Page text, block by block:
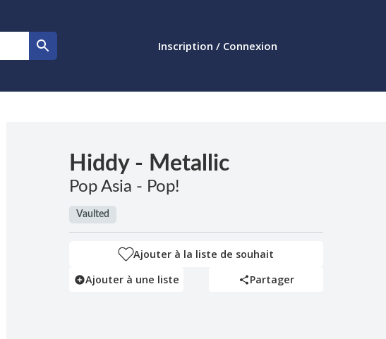
Inscription / Connexion
Hiddy - Metallic
Pop Asia - Pop!
Vaulted
Ajouter à la liste de souhait
Ajouter à une liste
Partager